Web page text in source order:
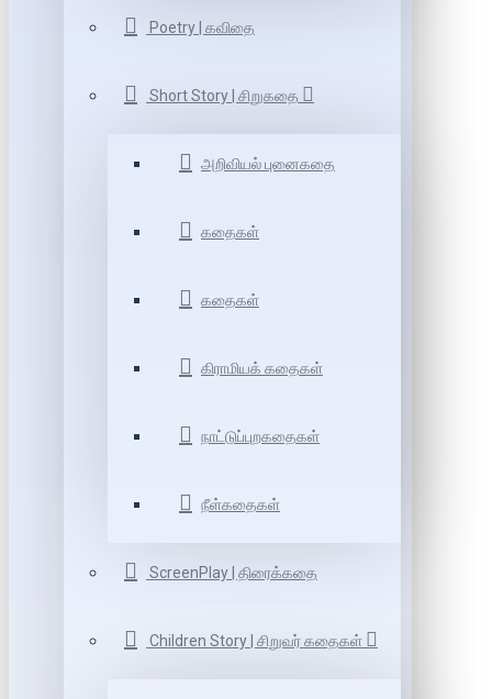
Poetry | கவிதை
Short Story | சிறுகதை
அறிவியல் புனைகதை
கதைகள்
கதைகள்
கிராமியக் கதைகள்
நாட்டுப்புறகதைகள்
நீள்கதைகள்
ScreenPlay | திரைக்கதை
Children Story | சிறுவர் கதைகள்